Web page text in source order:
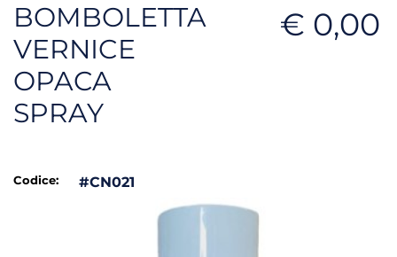
BOMBOLETTA
VERNICE
OPACA
SPRAY
€ 0,00
Codice: #CN021